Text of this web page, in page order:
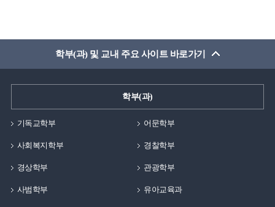
학부(과) 및 교내 주요 사이트 바로가기
학부(과)
기독교학부 어문학부
사회복지학부 경찰학부
경상학부 관광학부
사범학부 유아교육과